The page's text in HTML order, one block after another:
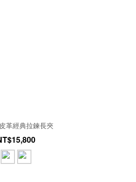
革經典拉鍊長夾